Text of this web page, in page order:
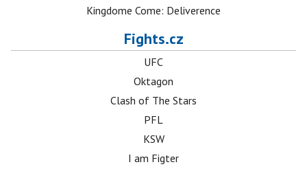
Kingdome Come: Deliverence
Fights.cz
UFC
Oktagon
Clash of The Stars
PFL
KSW
I am Figter